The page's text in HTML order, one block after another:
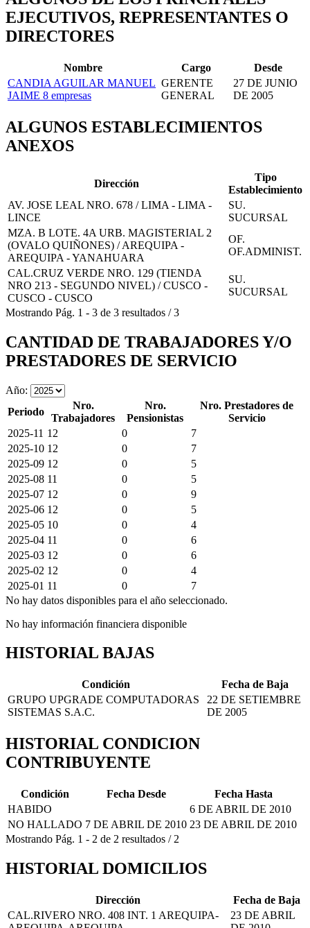
EJECUTIVOS, REPRESENTANTES O
DIRECTORES
Nombre Cargo
Desde
CANDIA AGUILAR MANUEL
JAIME 8 empresas
GERENTE
GENERAL
27 DE JUNIO
DE 2005
ALGUNOS ESTABLECIMIENTOS
ANEXOS
Dirección
Tipo
Establecimiento
AV. JOSE LEAL NRO. 678 / LIMA - LIMA -
LINCE
SU.
SUCURSAL
MZA. B LOTE. 4A URB. MAGISTERIAL 2
(OVALO QUIÑONES) / AREQUIPA -
AREQUIPA - YANAHUARA
OF.
OF.ADMINIST.
CAL.CRUZ VERDE NRO. 129 (TIENDA
NRO 213 - SEGUNDO NIVEL) / CUSCO -
CUSCO - CUSCO
SU.
SUCURSAL
Mostrando Pág. 1 - 3 de 3 resultados /3
CANTIDAD DE TRABAJADORES Y/O
PRESTADORES DE SERVICIO
Año:
Periodo
Nro.
Trabajadores
Nro.
Pensionistas
Nro. Prestadores de
Servicio
2025-11 12 0
7
2025-10 12 0
7
2025-09 12 0
5
2025-08 11 0
5
2025-07 12 0
9
2025-06 12 0
5
2025-05 10 0
4
2025-04 11 0
6
2025-03 12 0
6
2025-02 12 0
4
2025-01 11 0
7
No hay datos disponibles para el año seleccionado.
No hay información financiera disponible
HISTORIAL BAJAS
Condición
Fecha de Baja
GRUPO UPGRADE COMPUTADORAS
SISTEMAS S.A.C.
22 DE SETIEMBRE
DE 2005
HISTORIAL CONDICION
CONTRIBUYENTE
Condición Fecha Desde
Fecha Hasta
HABIDO
6 DE ABRIL DE 2010
NO HALLADO 7 DE ABRIL DE 2010 23 DE ABRIL DE 2010
Mostrando Pág. 1 - 2 de 2 resultados / 2
HISTORIAL DOMICILIOS
Dirección
Fecha de Baja
CAL.RIVERO NRO. 408 INT. 1 AREQUIPA-
23 DE ABRIL